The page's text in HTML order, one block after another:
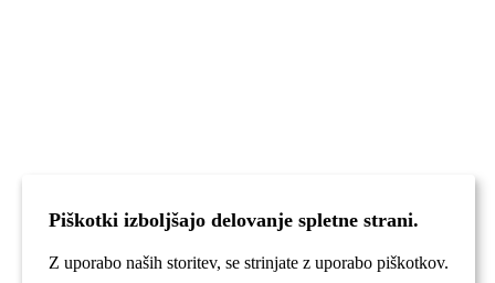
Piškotki izboljšajo delovanje spletne strani.
Z uporabo naših storitev, se strinjate z uporabo piškotkov.